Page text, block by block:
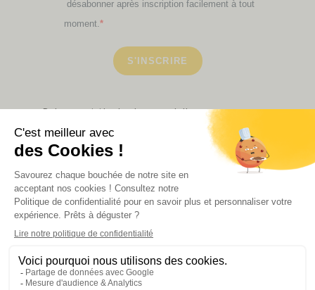
désabonner après inscription facilement à tout
moment.
S'INSCRIRE
Retrouvez ici toutes les newsletters que vous avez
VOIR NOS PARTENAIRES
LA BOUTIQUE